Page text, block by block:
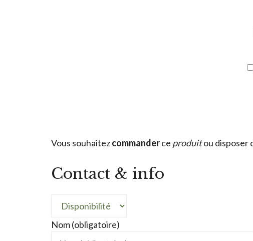
Vous souhaitezcommanderce produitou disposer
Contact & info
Nom (obligatoire)